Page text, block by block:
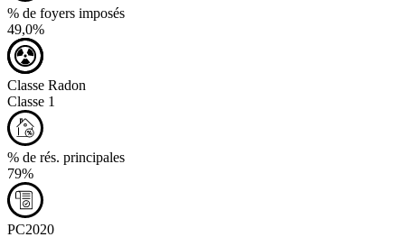
% de foyers imposés
49,0%
Classe Radon
Classe 1
% de rés. principales
79%
PC2020